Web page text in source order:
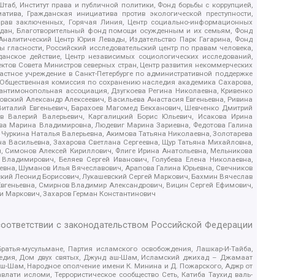
Институт права и публичной политики, Фонд борьбы с коррупцией,
Гражданская инициатива против экологической преступности,
заключенных, Горячая Линия, Центр социально-информационных
Благотворительный фонд помощи осужденным и их семьям, Фонд
Центр Юрия Левады, Издательство Парк Гагарина, Фонд
Российский исследовательский центр по правам человека,
действие, Центр независимых социологических исследований,
Совета Министров северных стран, Центр развития некоммерческих
учреждение в Санкт-Петербурге по административной поддержке
комиссия по сохранению наследия академика Сахарова,
ассоциация, Дзугкоева Регина Николаевна, Кривенко
Александр Алексеевич, Васильева Анастасия Евгеньевна, Ривина
Евгеньевич, Барахоев Магомед Бекханович, Шевченко Дмитрий
Валерьевич, Каргалицкий Борис Юльевич, Исакова Ирина
Марина Владимировна, Людевиг Марина Зариевна, Федотова Галина
Наталья Валерьевна, Акимова Татьяна Николаевна, Золотарева
Захарова Светлана Сергеевна, Щур Татьяна Михайловна,
Алексей Кириллович, Флиге Ирина Анатольевна, Мельникова
Беляев Сергей Иванович, Голубева Елена Николаевна,
Шуманов Илья Вячеславович, Арапова Галина Юрьевна, Свечников
Леонид Борисович, Лукашевский Сергей Маркович, Бахмин Вячеслав
Смирнов Владимир Александрович, Вицин Сергей Ефимович,
Захаров Герман Константинович
с законодательством Российской Федерации
мусульмане, Партия исламского освобождения, Лашкар-И-Тайба,
Дом двух святых, Джунд аш-Шам, Исламский джихад – Джамаат
Шам, Народное ополчение имени К. Минина и Д. Пожарского, Аджр от
исломи, Террористическое сообщество Сеть, Катиба Таухид валь-